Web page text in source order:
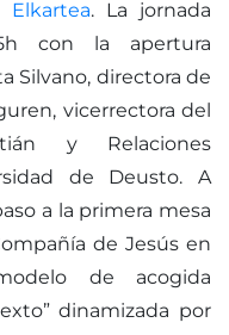
Elkartea. La jornada
con la apertura
Silvano, directora de
vicerrectora del
y Relaciones
de Deusto. A
a la primera mesa
de Jesús en
de acogida
dinamizada por